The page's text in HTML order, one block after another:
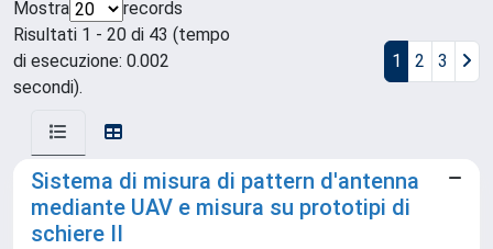
Mostra
records
Risultati 1 - 20 di 43 (tempo
di esecuzione: 0.002
secondi).
1 2 3
Sistema di misura di pattern d'antenna
mediante UAV e misura su prototipi di
schiere II